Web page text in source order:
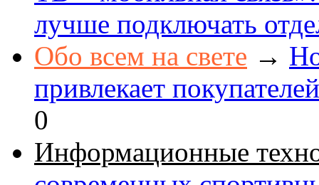
лучше подключать
Обо всем на свете →
привлекает
0
Информационные